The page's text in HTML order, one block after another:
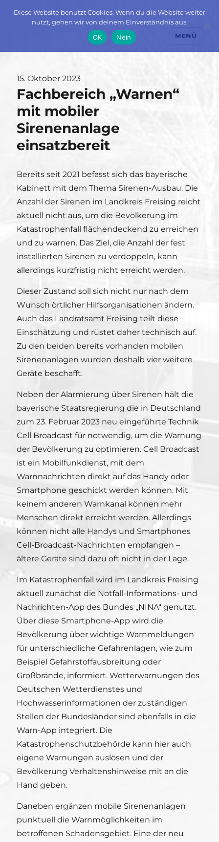
MENÜ
Veröffentlicht
am
15. Oktober 2023
Fachbereich „Warnen“
mit mobiler
Sirenenanlage
einsatzbereit
Bereits seit 2021 befasst sich das bayerische
Kabinett mit dem Thema Sirenen-Ausbau. Die
Anzahl der Sirenen im Landkreis Freising reicht
aktuell nicht aus, um die Bevölkerung im
Katastrophenfall flächendeckend zu erreichen
und zu warnen. Das Ziel, die Anzahl der fest
installierten Sirenen zu verdoppeln, kann
allerdings kurzfristig nicht erreicht werden.
Dieser Zustand soll sich nicht nur nach dem
Wunsch örtlicher Hilfsorganisationen ändern.
Auch das Landratsamt Freising teilt diese
Einschätzung und rüstet daher technisch auf.
Zu den beiden bereits vorhanden mobilen
Sirenenanlagen wurden deshalb vier weitere
Geräte beschafft.
Neben der Alarmierung über Sirenen hält die
bayerische Staatsregierung die in Deutschland
zum 23. Februar 2023 neu eingeführte Technik
Cell Broadcast für notwendig, um die Warnung
der Bevölkerung zu optimieren. Cell Broadcast
ist ein Mobilfunkdienst, mit dem
Warnnachrichten direkt auf das Handy oder
Smartphone geschickt werden können. Mit
keinem anderen Warnkanal können mehr
Menschen direkt erreicht werden. Allerdings
können nicht alle Handys und Smartphones
Cell-Broadcast-Nachrichten empfangen –
ältere Geräte sind dazu oft nicht in der Lage.
Im Katastrophenfall wird im Landkreis Freising
aktuell zunächst die Notfall-Informations- und
Nachrichten-App des Bundes „NINA“ genutzt.
Über diese Smartphone-App wird die
Bevölkerung über wichtige Warnmeldungen
für unterschiedliche Gefahrenlagen, wie zum
Beispiel Gefahrstoffausbreitung oder
Großbrände, informiert. Wetterwarnungen des
Deutschen Wetterdienstes und
Hochwasserinformationen der zuständigen
Stellen der Bundesländer sind ebenfalls in die
Warn-App integriert. Die
Katastrophenschutzbehörde kann hier auch
eigene Warnungen auslösen und der
Bevölkerung Verhaltenshinweise mit an die
Hand geben.
Daneben ergänzen mobile Sirenenanlagen
punktuell die Warnmöglichkeiten im
betroffenen Schadensgebiet. Eine der neu
Diese Website benutzt Cookies. Wenn du die Website weiter
nutzt, gehen wir von deinem Einverständnis aus.
OK
Nein